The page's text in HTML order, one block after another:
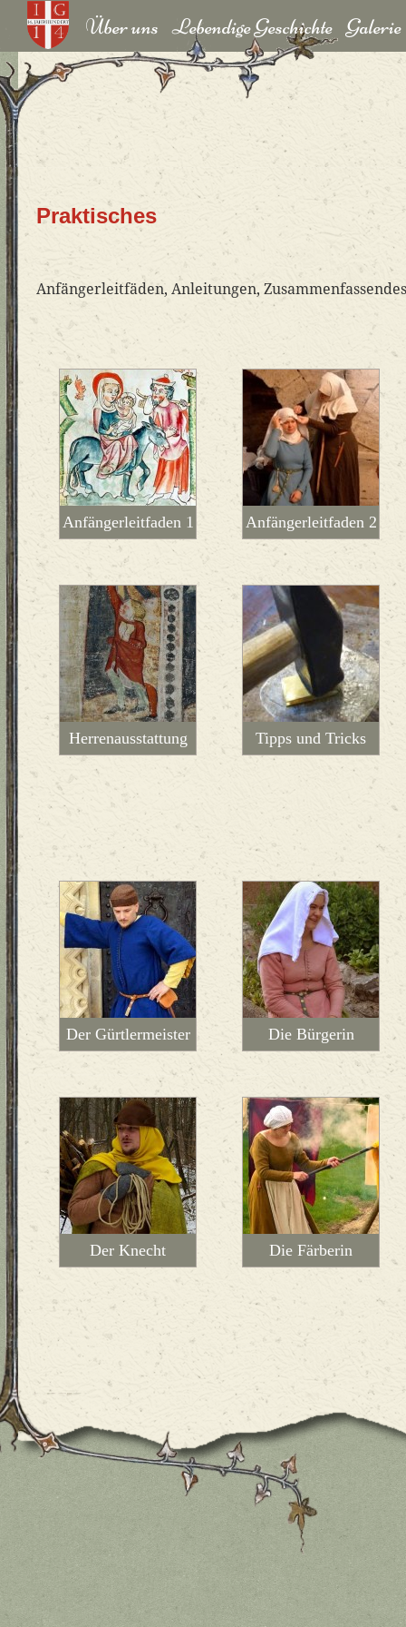
Über uns Lebendige Geschichte Galerie
Praktisches
Anfängerleitfäden, Anleitungen,
Anfängerleitfaden 1 Anfängerleitfaden 2
Herrenausstattung Tipps und Tricks
Der Gürtlermeister Die Bürgerin
Der Knecht Die Färberin